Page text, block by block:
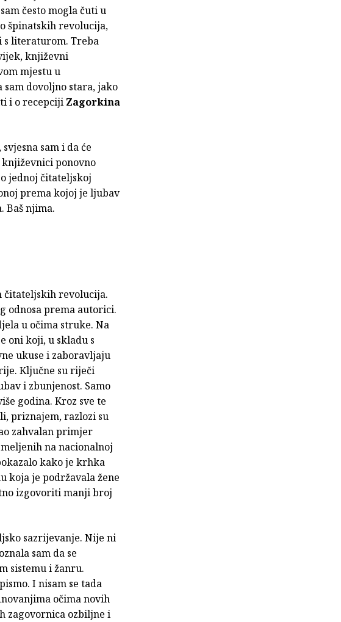
često mogla čuti u
špinatskih revolucija,
s literaturom. Treba
književni
mjestu u
sam dovoljno stara, jako
i o recepciji Zagorkina
sam i da će
ponovno
jednoj čitateljskoj
prema kojoj je ljubav
Baš njima.
čitateljskih revolucija.
odnosa prema autorici.
u očima struke. Na
oni koji, u skladu s
ukuse i zaboravljaju
Ključne su riječi
i zbunjenost. Samo
godina. Kroz sve te
priznajem, razlozi su
zahvalan primjer
na nacionalnoj
kako je krhka
koja je podržavala žene
izgovoriti manji broj
sazrijevanje. Nije ni
sam da se
sistemu i žanru.
I nisam se tada
očima novih
zagovornica ozbiljne i